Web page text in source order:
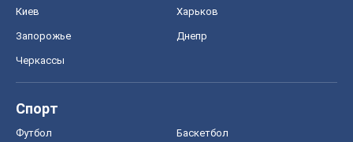
Киев Харьков
Запорожье Днепр
Черкассы
Спорт
Футбол Баскетбол